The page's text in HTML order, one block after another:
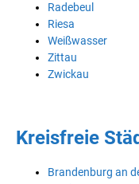
Radebeul
Riesa
Weißwasser
Zittau
Zwickau
Kreisfreie
Brandenburg an